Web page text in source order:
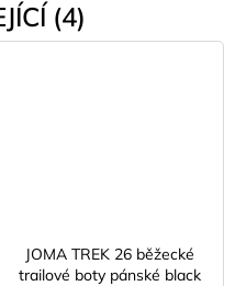
(4)
JOMA TREK 26 běžecké
trailové boty pánské black